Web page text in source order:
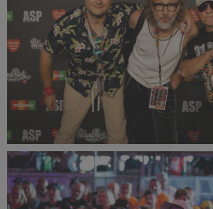
PR2025_Aneta_Mikulska-
538 KB